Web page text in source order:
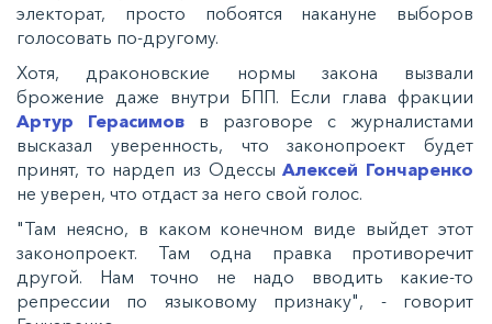
электорат, просто побоятся накануне выборов
голосовать по-другому.
Хотя, драконовские нормы закона вызвали
брожение даже внутри БПП. Если глава фракции
Артур Герасимов в разговоре с журналистами
высказал уверенность, что законопроект будет
принят, то нардеп из ОдессыАлексей Гончаренко
не уверен, что отдаст за него свой голос.
"Там неясно, в каком конечном виде выйдет этот
законопроект. Там одна правка противоречит
другой. Нам точно не надо вводить какие-то
репрессии по языковому признаку", - говорит